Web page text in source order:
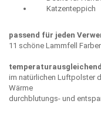
Katzenteppich
passend für jeden
11 schöne Lammfell
im natürlichen Luftpolster
Wärme
durchblutungs- und